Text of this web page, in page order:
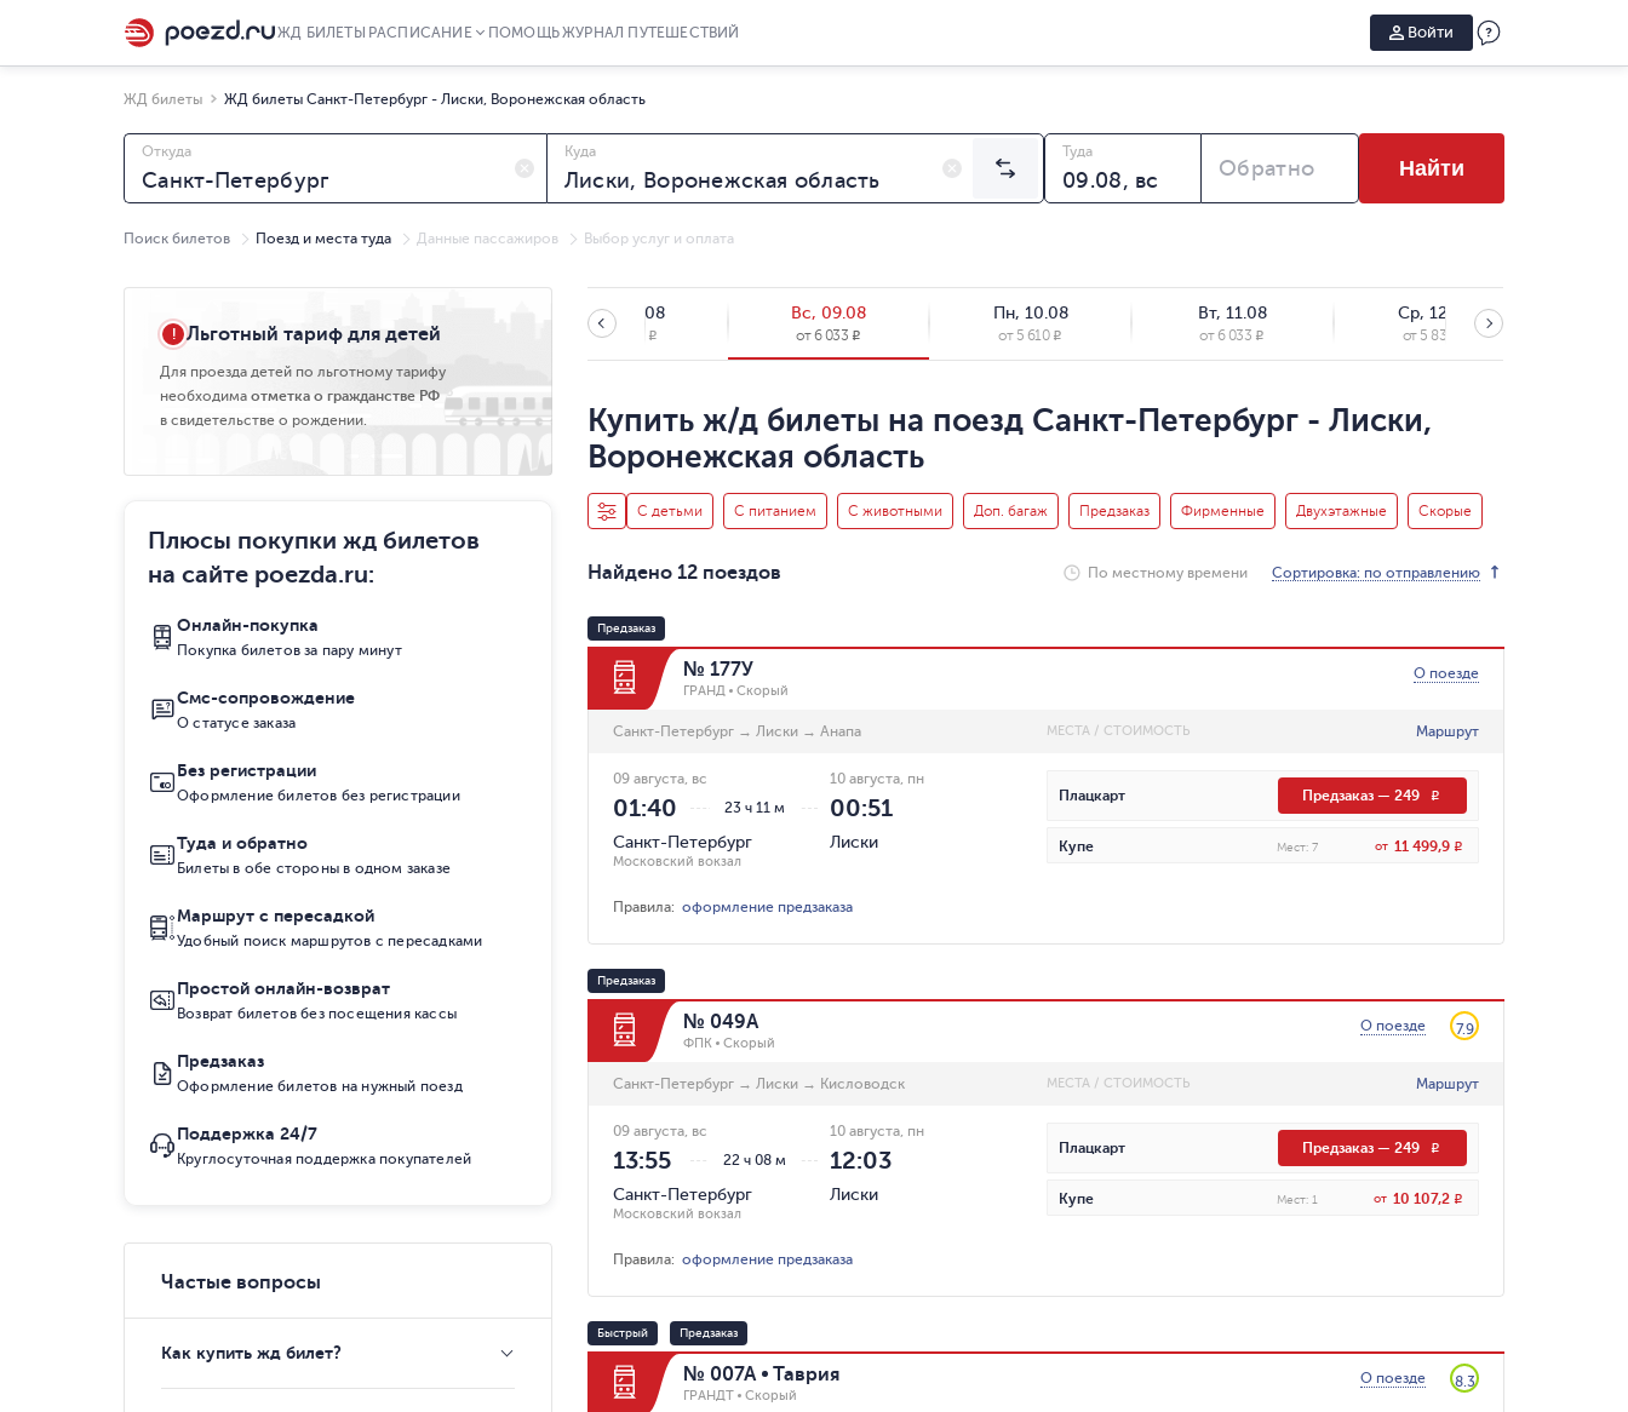
ЖД БИЛЕТЫ РАСПИСАНИЕ ПОМОЩЬЖУРНАЛ ПУТЕШЕСТВИЙ Войти
ЖД билеты ЖД билеты Санкт-Петербург - Лиски, Воронежская область
Откуда Куда Туда
Обратно Найти
Поиск билетов Поезд и места туда Данные пассажиров Выбор услуг и оплата
Сб, 08.08
от5 812 R
Вс, 09.08
от 6 033 R
Пн, 10.08
от 5 610 R
Вт, 11.08
от 6 033 R
Ср, 12.08
от 5 831
Купить ж/д билеты на поезд Санкт-Петербург - Лиски,
Воронежская область
С детьми С питанием С животными Доп. багаж Предзаказ Фирменные Двухэтажные Скорые
Найдено 12 поездов По местному времени Сортировка: по отправлению
Предзаказ
№ 177У
ГРАНД Скорый
О поезде
Санкт-Петербург → Лиски → Анапа МЕСТА / СТОИМОСТЬ Маршрут
23 ч 11 м
09 августа, вс
01:40
Санкт-Петербург
Московский вокзал
10 августа, пн
00:51
Лиски
Плацкарт Предзаказ— 249 R
Купе Мест: 7 от 11 499,9 R
Правила:оформление предзаказа
Предзаказ
№ 049А
ФПК Скорый
О поезде 7.9
Санкт-Петербург → Лиски → Кисловодск МЕСТА / СТОИМОСТЬ Маршрут
22 ч 08 м
09 августа, вс
13:55
Санкт-Петербург
Московский вокзал
10 августа, пн
12:03
Лиски
Плацкарт Предзаказ— 249 R
Купе Мест: 1 от 10 107,2 R
Правила:оформление предзаказа
Быстрый Предзаказ
№ 007А Таврия
ГРАНДТ Скорый
О поезде 8.3
Льготный тариф для детей
Для проезда детей по льготному тарифу
необходима отметка о гражданстве РФ
в свидетельстве о рождении.
Плюсы покупки жд билетов
на сайте poezda.ru:
Онлайн-покупка
Покупка билетов за пару минут
Смс-сопровождение
О статусе заказа
Без регистрации
Оформление билетов без регистрации
Туда и обратно
Билеты в обе стороны в одном заказе
Маршрут с пересадкой
Удобный поиск маршрутов с пересадками
Простой онлайн-возврат
Возврат билетов без посещения кассы
Предзаказ
Оформление билетов на нужный поезд
Поддержка 24/7
Круглосуточная поддержка покупателей
Частые вопросы
Как купить жд билет?